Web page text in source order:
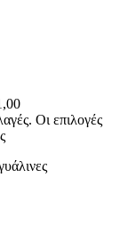
Οι επιλογές